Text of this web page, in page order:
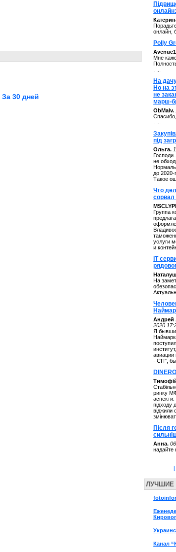
За 30 дней
онлайн,
Polly
Мне
На
Но на
не
марш-
ОbMalv.
під
Ольга.
не
до 2020-
Такое
Что
сорвал
Группа
услуги
и
IT
На
Андрей
2020
Я
авиации
- СП",
ринку
підходу
віджили
Після
Анна.
надайте
ЛУЧШИЕ
Канал